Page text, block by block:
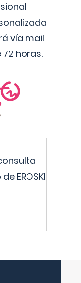
vía mail
horas.
EROSKI